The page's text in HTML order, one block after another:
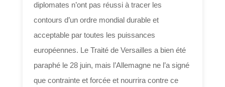
diplomates n’ont pas réussi à tracer les
contours d’un ordre mondial durable et
acceptable par toutes les puissances
européennes. Le Traité de Versailles a bien été
paraphé le 28 juin, mais l’Allemagne ne l’a signé
que contrainte et forcée et nourrira contre ce